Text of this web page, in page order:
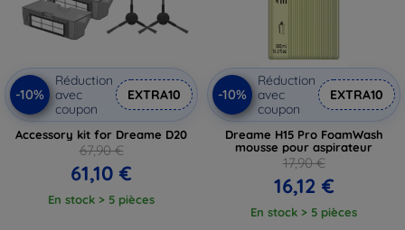
-10%
Réduction
avec
coupon
EXTRA10
Accessory kit for Dreame D20
67,90 €
61,10 €
En stock > 5 pièces
-10%
Réduction
avec
coupon
EXTRA10
Dreame H15 Pro FoamWash
mousse pour aspirateur
17,90 €
16,12 €
En stock > 5 pièces